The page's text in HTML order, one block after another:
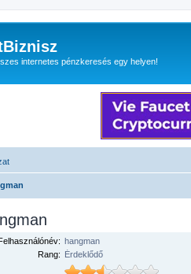
internetes pénzkeresés egy helyen!
hangman
Rang: Érdeklődő